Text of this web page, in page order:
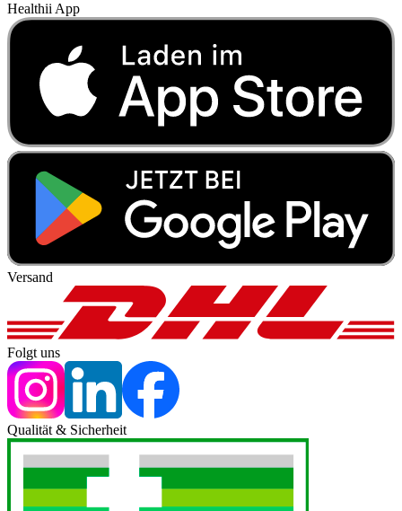
Healthii App
Versand
Folgt uns
Qualität & Sicherheit